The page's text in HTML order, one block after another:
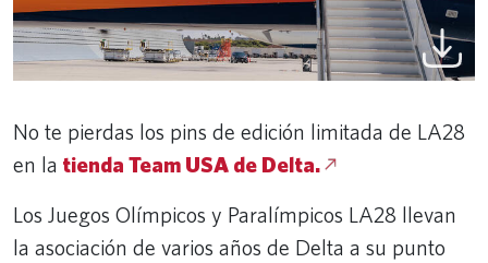
No te pierdas los pins de edición limitada de LA28
en la tienda Team USA de Delta.
Los Juegos Olímpicos y Paralímpicos LA28 llevan
la asociación de varios años de Delta a su punto